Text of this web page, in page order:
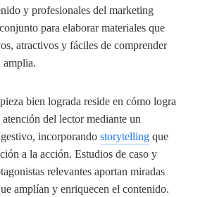
y profesionales del marketing
para elaborar materiales que
atractivos y fáciles de comprender
amplia.
bien lograda reside en cómo logra
atención del lector mediante un
incorporando storytelling que
a la acción. Estudios de caso y
relevantes aportan miradas
amplían y enriquecen el contenido.